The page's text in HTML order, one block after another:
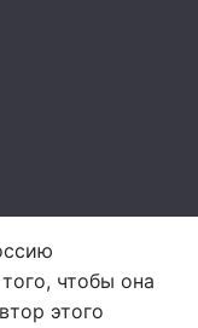
чтобы она
этого